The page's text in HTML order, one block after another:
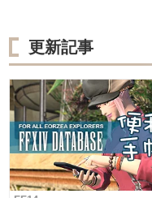
更新記事